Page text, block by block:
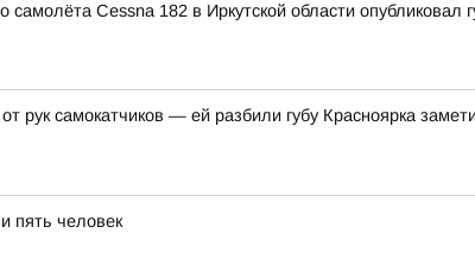
Cessna 182 в Иркутской области опубликовал
рук самокатчиков — ей разбили губу Красноярка
пять человек